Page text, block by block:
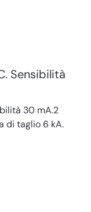
Sensibilità
30 mA.2
di taglio 6 kA.